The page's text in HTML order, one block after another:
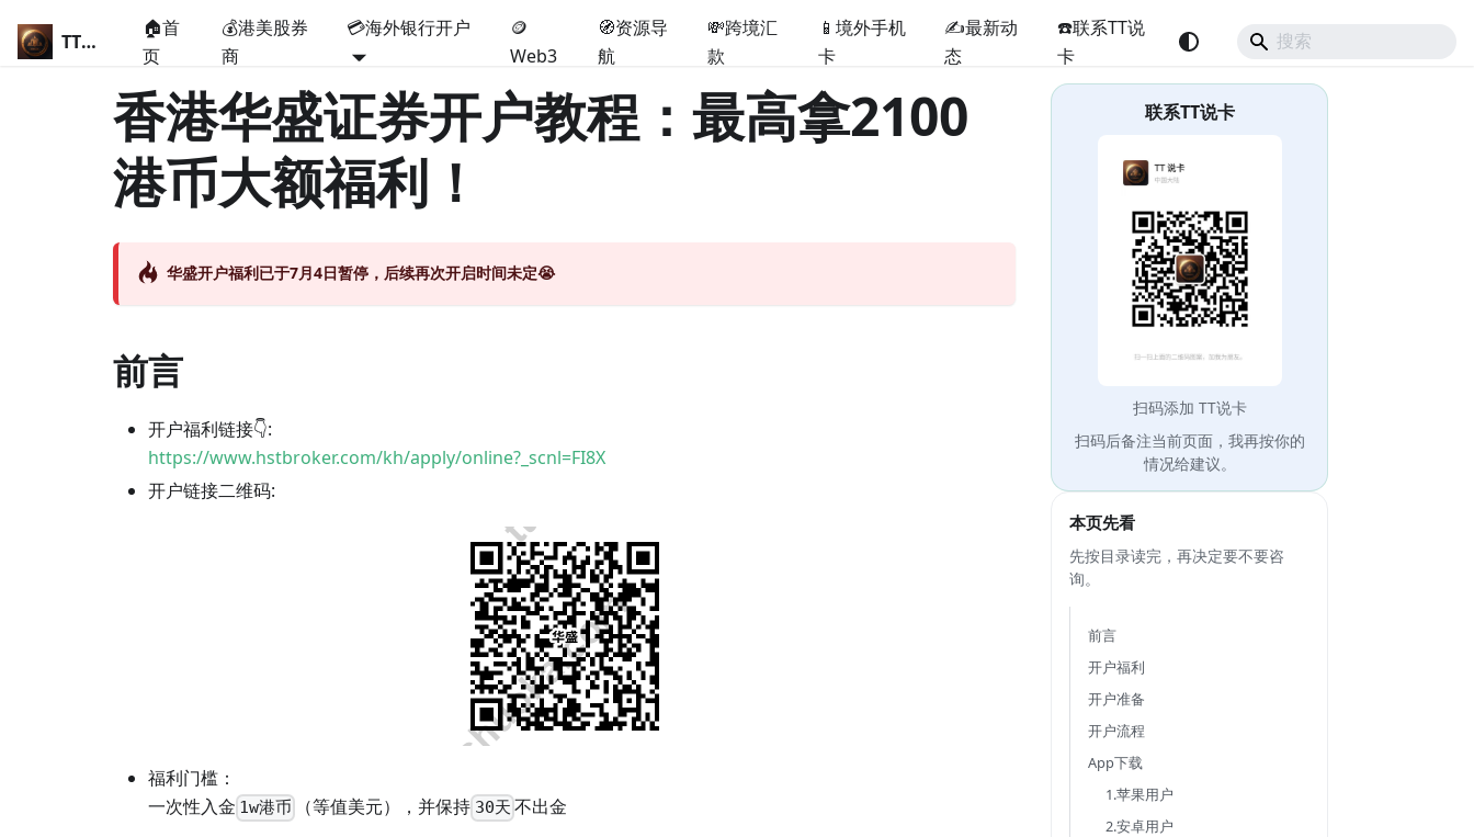
TT说卡
🏠首
页
💰港美股券
商
💳海外银行开户
🪙
Web3
🧭资源导
航
💸跨境汇
款
📱境外手机
卡
✍️最新动
态
☎️联系TT说
卡
香港华盛证券开户教程：最高拿2100
港币大额福利！
华盛开户福利已于7月4日暂停，后续再次开启时间未定😭
前言
开户福利链接👇:
https://www.hstbroker.com/kh/apply/online?_scnl=FI8X
开户链接二维码:
福利门槛：
一次性入金 1w港币 （等值美元），并保持 30天 不出金
联系TT说卡
扫码添加 TT说卡
扫码后备注当前页面，我再按你的
情况给建议。
本页先看
先按目录读完，再决定要不要咨
询。
前言
开户福利
开户准备
开户流程
App下载
1.苹果用户
2.安卓用户